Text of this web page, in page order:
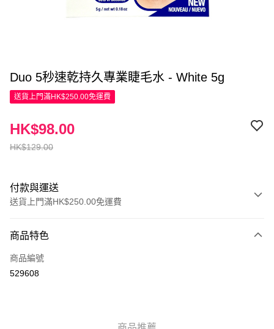
Duo 5秒速乾持久專業睫毛水 - White 5g
送貨上門滿HK$250.00免運費
HK$129.00
HK$98.00
付款與運送
送貨上門滿HK$250.00免運費
信用卡
Apple Pay
商品特色
商品編號
529608